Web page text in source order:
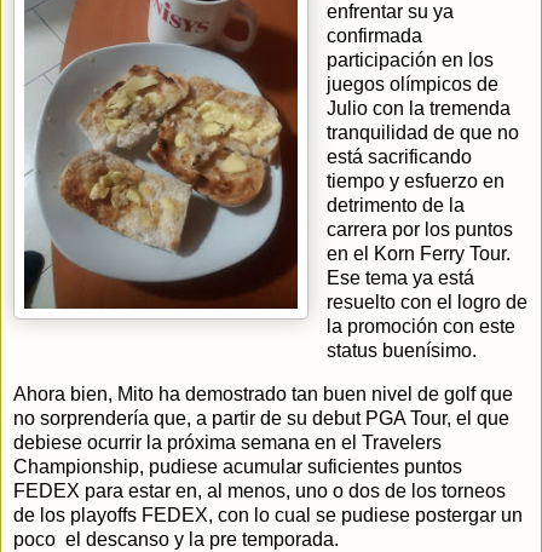
enfrentar su ya
confirmada
participación en los
juegos olímpicos de
Julio con la tremenda
tranquilidad de que no
está sacrificando
tiempo y esfuerzo en
detrimento de la
carrera por los puntos
en el Korn Ferry Tour.
Ese tema ya está
resuelto con el logro de
la promoción con este
status buenísimo.
Ahora bien, Mito ha demostrado tan buen nivel de golf que
no sorprendería que, a partir de su debut PGA Tour, el que
debiese ocurrir la próxima semana en el Travelers
Championship, pudiese acumular suficientes puntos
FEDEX para estar en, al menos, uno o dos de los torneos
de los playoffs FEDEX, con lo cual se pudiese postergar un
poco el descanso y la pre temporada.